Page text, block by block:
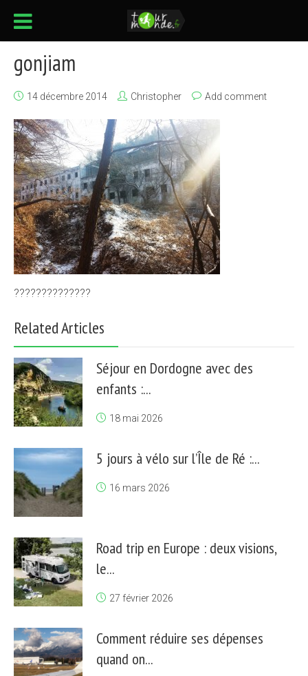
gonjiam
14 décembre 2014 Christopher Add comment
??????????????
Related Articles
Séjour en Dordogne avec des
enfants :...
18 mai 2026
5 jours à vélo sur l’Île de Ré :...
16 mars 2026
Road trip en Europe : deux visions,
le...
27 février 2026
Comment réduire ses dépenses
quand on...